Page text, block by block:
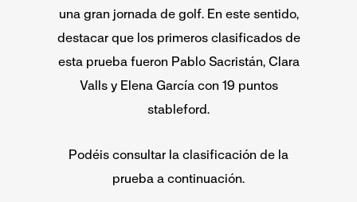
una gran jornada de golf. En este sentido,
destacar que los primeros clasificados de
esta prueba fueron Pablo Sacristán, Clara
Valls y Elena García con 19 puntos
stableford.
Podéis consultar la clasificación de la
prueba a continuación.